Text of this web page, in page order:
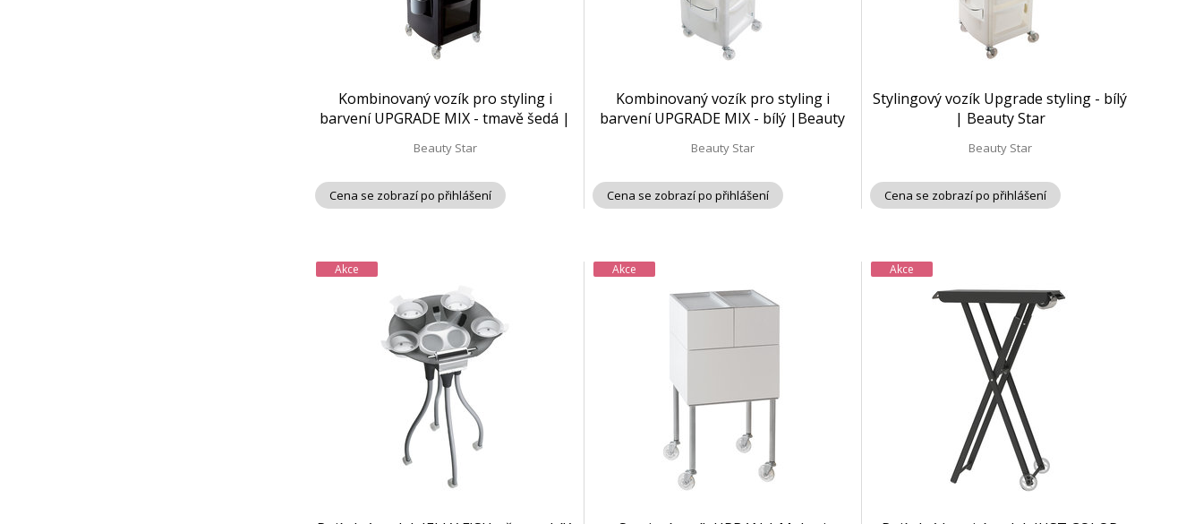
Kombinovaný vozík pro styling i
barvení UPGRADE MIX - tmavě šedá |
Beauty Star
Cena se zobrazí po přihlášení
Kombinovaný vozík pro styling i
barvení UPGRADE MIX - bílý |Beauty
Beauty Star
Cena se zobrazí po přihlášení
Stylingový vozík Upgrade styling - bílý
| Beauty Star
Beauty Star
Cena se zobrazí po přihlášení
Akce Akce Akce